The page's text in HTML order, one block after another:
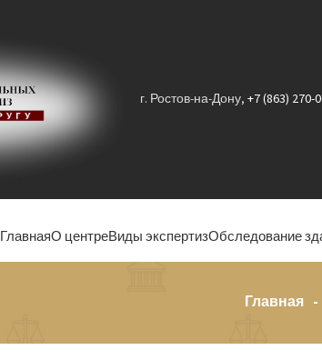
г. Ростов-на-Дону,+7 (863) 270-
ГлавнаяО центреВиды экспертизОбследование
Главная